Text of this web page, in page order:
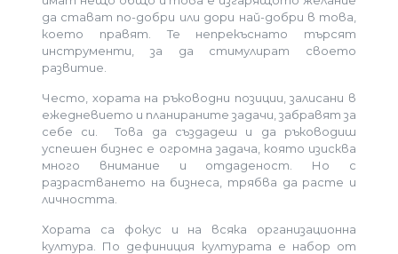
да стават по-добри или дори най-добри в това,
което правят. Те непрекъснато търсят
инструменти, за да стимулират своето
развитие.
Често, хората на ръководни позиции, залисани в
ежедневието и планираните задачи, забравят за
себе си. Това да създадеш и да ръководиш
успешен бизнес е огромна задача, която изисква
много внимание и отдаденост. Но с
разрастването на бизнеса, трябва да расте и
личността.
Хората са фокус и на всяка организационна
култура. По дефиниция културата е набор от